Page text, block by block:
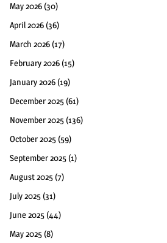
May 2026 (30)
April 2026 (36)
March 2026 (17)
February 2026 (15)
January 2026 (19)
December 2025 (61)
November 2025 (136)
October 2025 (59)
September 2025 (1)
August 2025 (7)
July 2025 (31)
June 2025 (44)
May 2025 (8)